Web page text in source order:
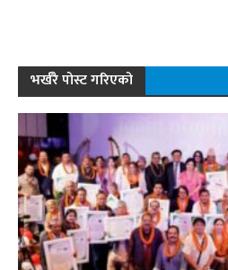
भर्खरै पोस्ट गरिएको